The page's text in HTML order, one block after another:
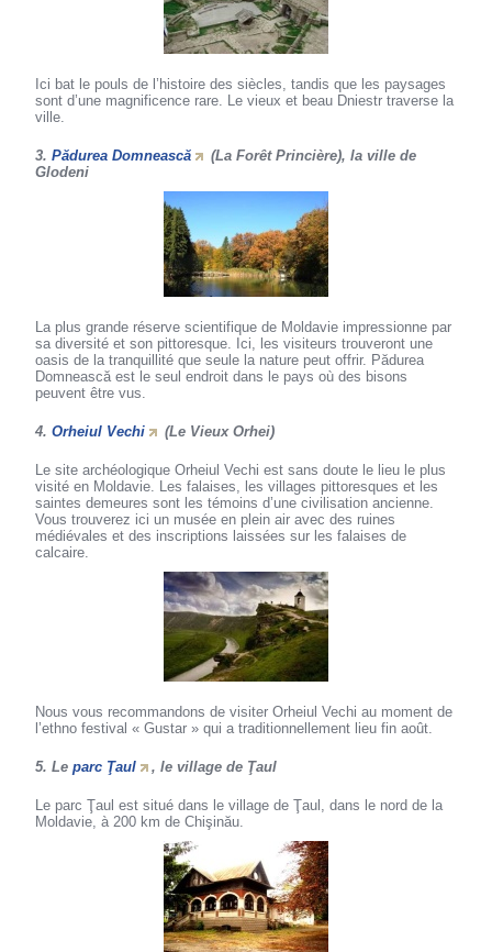
Ici bat le pouls de l’histoire des siècles, tandis que les paysages
sont d’une magnificence rare. Le vieux et beau Dniestr traverse la
ville.
3.Pădurea Domnească
(La Forêt Princière), la ville de
Glodeni
La plus grande réserve scientifique de Moldavie impressionne par
sa diversité et son pittoresque. Ici, les visiteurs trouveront une
oasis de la tranquillité que seule la nature peut offrir. Pădurea
Domnească est le seul endroit dans le pays où des bisons
peuvent être vus.
4.Orheiul Vechi (Le Vieux Orhei)
Le site archéologique Orheiul Vechi est sans doute le lieu le plus
visité en Moldavie. Les falaises, les villages pittoresques et les
saintes demeures sont les témoins d’une civilisation ancienne.
Vous trouverez ici un musée en plein air avec des ruines
médiévales et des inscriptions laissées sur les falaises de
calcaire.
Nous vous recommandons de visiter Orheiul Vechi au moment de
l’ethno festival « Gustar » qui a traditionnellement lieu fin août.
5. Leparc Ţaul , le village de Ţaul
Le parc Ţaul est situé dans le village de Ţaul, dans le nord de la
Moldavie, à 200 km de Chişinău.